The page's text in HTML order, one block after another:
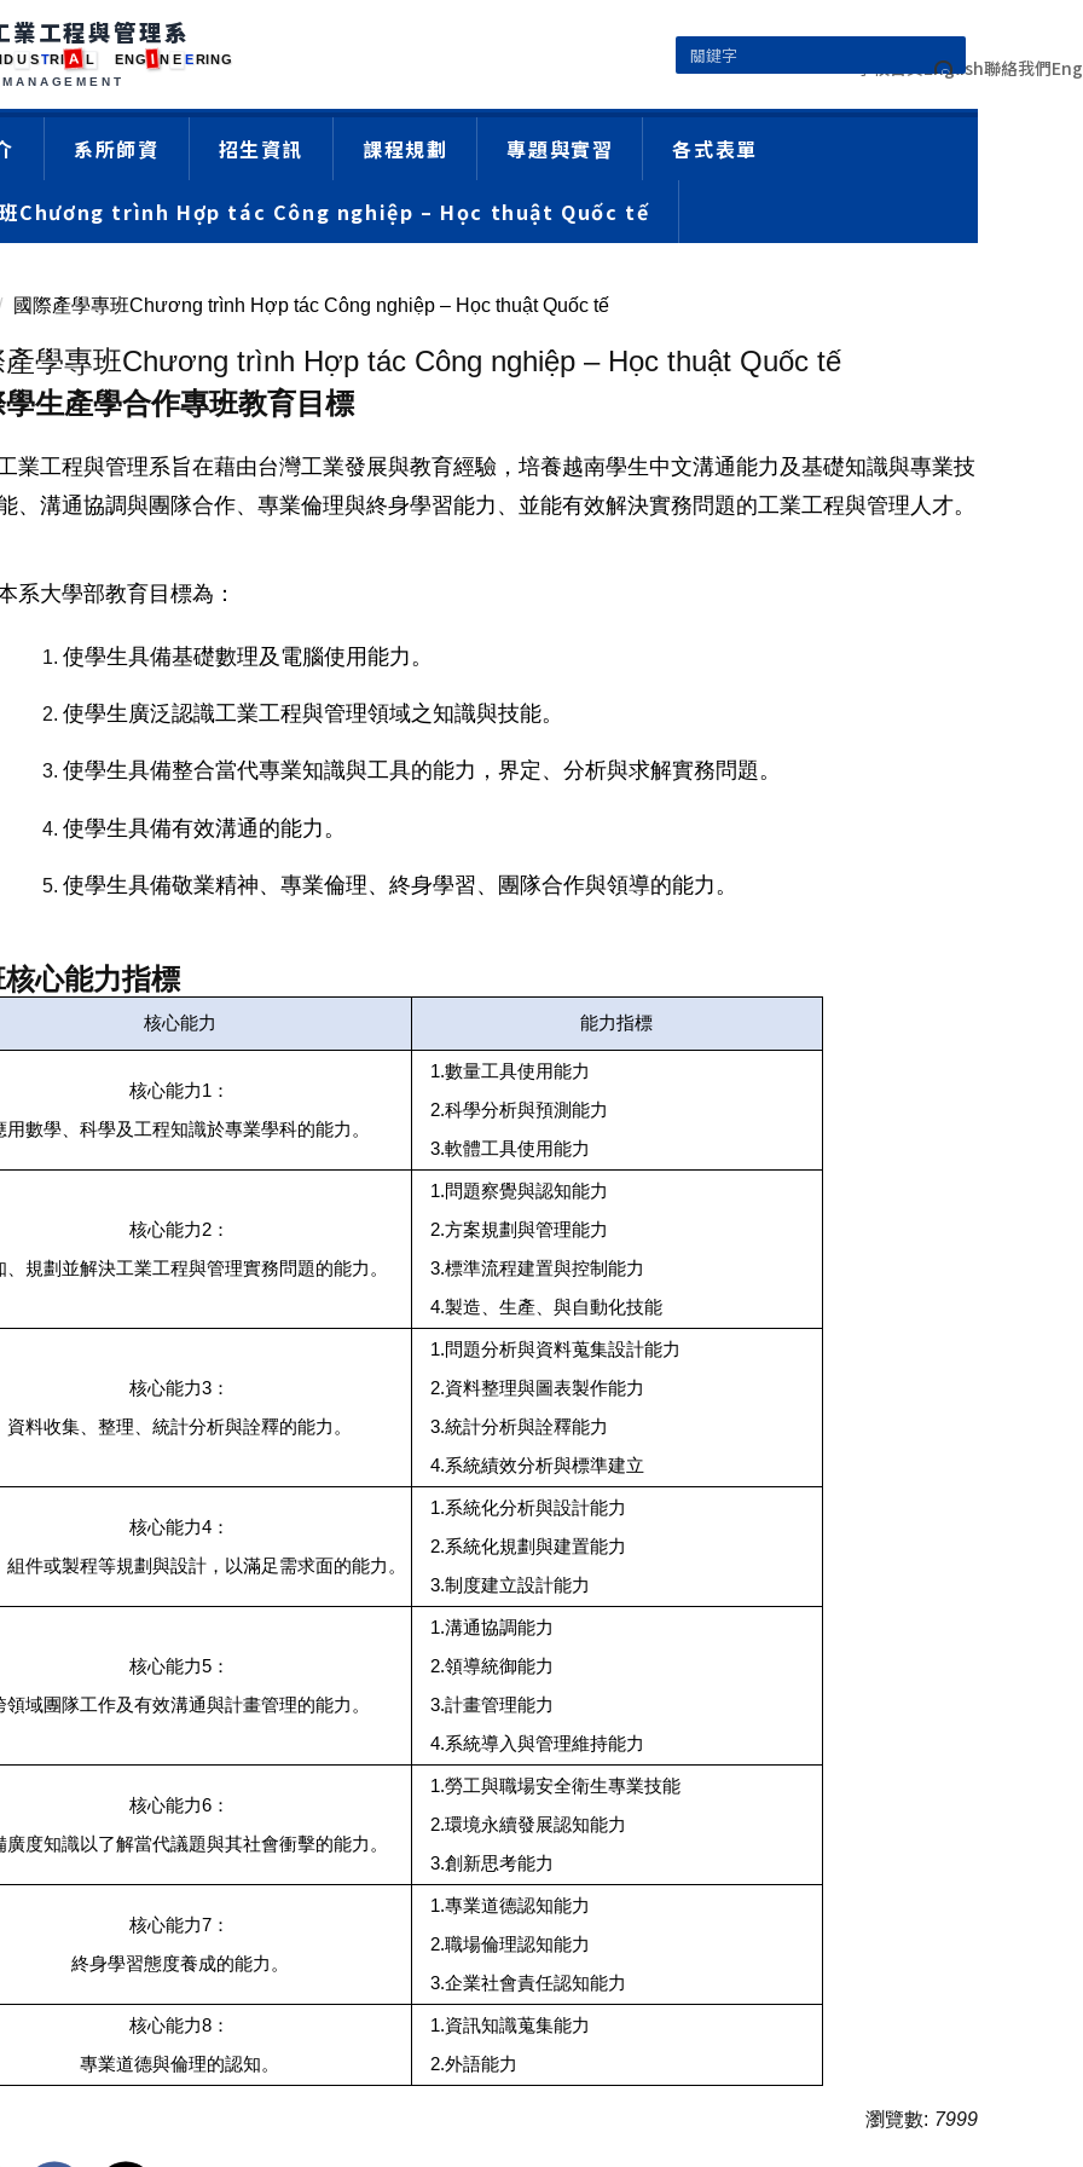
業工程與管理系
D U ST R I A L E NG I N E E R NG
MANAGEMENT
學校首頁English聯絡我們Eng
系所師資 招生資訊 課程規劃 專題與實習 各式表單
班Chương trình Hợp tác Công nghiệp – Học thuật Quốc tế
國際產學專班Chương trình Hợp tác Công nghiệp – Học thuật Quốc tế
學專班Chương trình Hợp tác Công nghiệp – Học thuật Quốc tế
生產學合作專班教育目標
業工程與管理系旨在藉由台灣工業發展與教育經驗，培養越南學生中文溝通能力及基礎知識與專業技
、溝通協調與團隊合作、專業倫理與終身學習能力、並能有效解決實務問題的工業工程與管理人才。
系大學部教育目標為：
使學生具備基礎數理及電腦使用能力。
使學生廣泛認識工業工程與管理領域之知識與技能。
使學生具備整合當代專業知識與工具的能力，界定、分析與求解實務問題。
使學生具備有效溝通的能力。
使學生具備敬業精神、專業倫理、終身學習、團隊合作與領導的能力。
核心能力指標
核心能力 能力指標
核心能力1：
用數學、科學及工程知識於專業學科的能力。
1.數量工具使用能力
2.科學分析與預測能力
3.軟體工具使用能力
核心能力2：
、規劃並解決工業工程與管理實務問題的能力。
1.問題察覺與認知能力
2.方案規劃與管理能力
3.標準流程建置與控制能力
4.製造、生產、與自動化技能
核心能力3：
資料收集、整理、統計分析與詮釋的能力。
1.問題分析與資料蒐集設計能力
2.資料整理與圖表製作能力
3.統計分析與詮釋能力
4.系統績效分析與標準建立
核心能力4：
組件或製程等規劃與設計，以滿足需求面的能力。
1.系統化分析與設計能力
2.系統化規劃與建置能力
3.制度建立設計能力
核心能力5：
領域團隊工作及有效溝通與計畫管理的能力。
1.溝通協調能力
2.領導統御能力
3.計畫管理能力
4.系統導入與管理維持能力
核心能力6：
廣度知識以了解當代議題與其社會衝擊的能力。
1.勞工與職場安全衛生專業技能
2.環境永續發展認知能力
3.創新思考能力
核心能力7：
終身學習態度養成的能力。
1.專業道德認知能力
2.職場倫理認知能力
3.企業社會責任認知能力
核心能力8：
專業道德與倫理的認知。
1.資訊知識蒐集能力
2.外語能力
瀏覽數: 7999